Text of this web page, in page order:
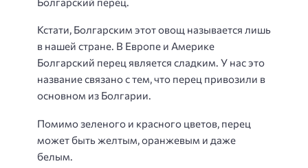
Кстати, Болгарским этот овощ называется лишь
в нашей стране. В Европе и Америке
Болгарский перец является сладким. У нас это
название связано с тем, что перец привозили в
основном из Болгарии.
Помимо зеленого и красного цветов, перец
может быть желтым, оранжевым и даже
белым.